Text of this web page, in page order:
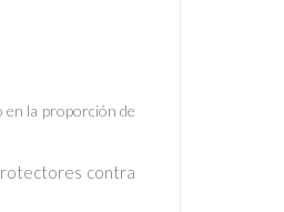
la proporción de
contra